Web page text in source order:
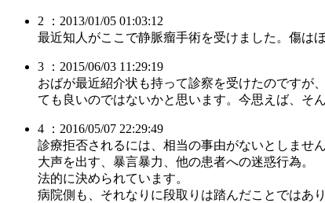
2 ：2013/01/05 01:03:12
最近知人がここで静脈瘤手術を受けました。傷は
3 ：2015/06/03 11:29:19
おばが最近紹介状も持って診察を受けたのですが
ても良いのではないかと思います。今思えば、そ
4 ：2016/05/07 22:29:49
診療拒否されるには、相当の事由がないとしません
大声を出す、暴言暴力、他の患者への迷惑行為。
法的に決められています。
病院側も、それなりに段取りは踏んだことではあ